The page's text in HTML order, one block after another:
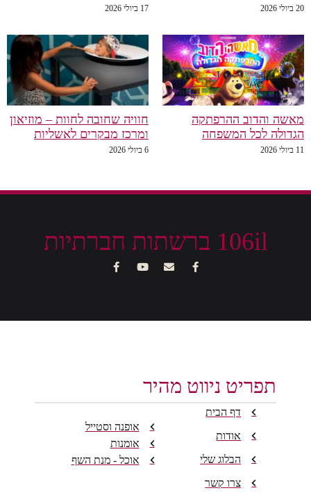
20 ביולי 2026 17 ביולי 2026
מאשה והדוב ההרפתקה
הגדולה לכל המשפחה
11 ביולי 2026
חוויה שחובה לחוות – מוזיאון
ומרכז מבקרים לאשליות
6 ביולי 2026
106il ברשתות חברתיות
תפריט ניווט מהיר
דף הבית
אודות
הבלוג שלי
צרו קשר
אופנה וסטייל
אומנות
אוכל - מנת השף